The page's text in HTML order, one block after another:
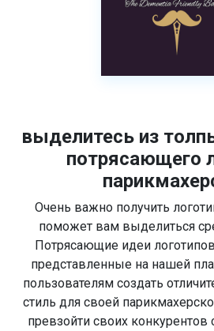
выделитесь из
потрясающего
Очень важно получить
поможет вам выделиться
Потрясающие идеи
представленные на нашей
пользователям создать
стиль для своей
превзойти своих